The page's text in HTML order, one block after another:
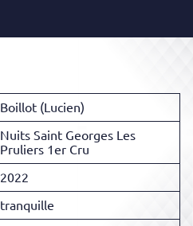
Boillot (Lucien)
Nuits Saint Georges Les
Pruliers 1er Cru
2022
tranquille